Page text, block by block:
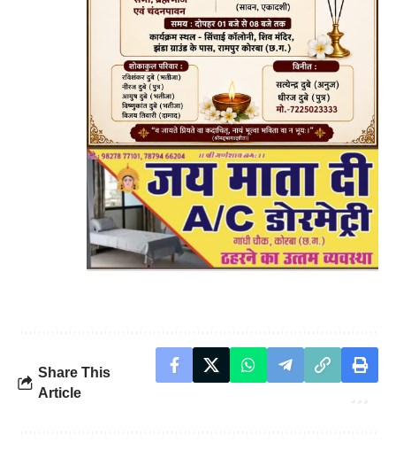
Share This
Article